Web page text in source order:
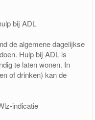
bij ADL
de algemene dagelijkse
Hulp bij ADL is
te laten wonen. In
of drinken) kan de
indicatie